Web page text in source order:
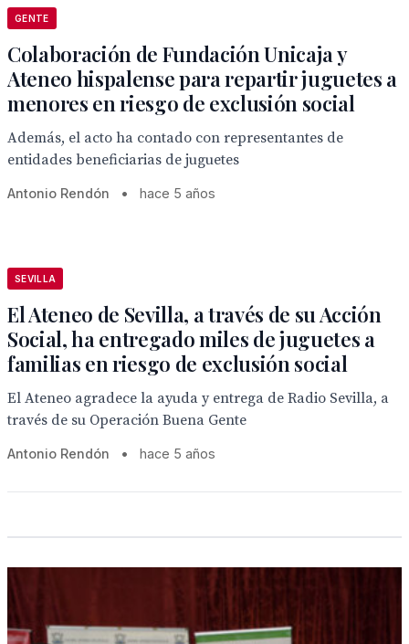
GENTE
Colaboración de Fundación Unicaja y
Ateneo hispalense para repartir juguetes a
menores en riesgo de exclusión social
Además, el acto ha contado con representantes de
entidades beneficiarias de juguetes
Antonio Rendón • hace 5 años
SEVILLA
El Ateneo de Sevilla, a través de su Acción
Social, ha entregado miles de juguetes a
familias en riesgo de exclusión social
El Ateneo agradece la ayuda y entrega de Radio Sevilla, a
través de su Operación Buena Gente
Antonio Rendón • hace 5 años